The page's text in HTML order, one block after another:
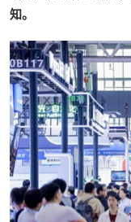
知。